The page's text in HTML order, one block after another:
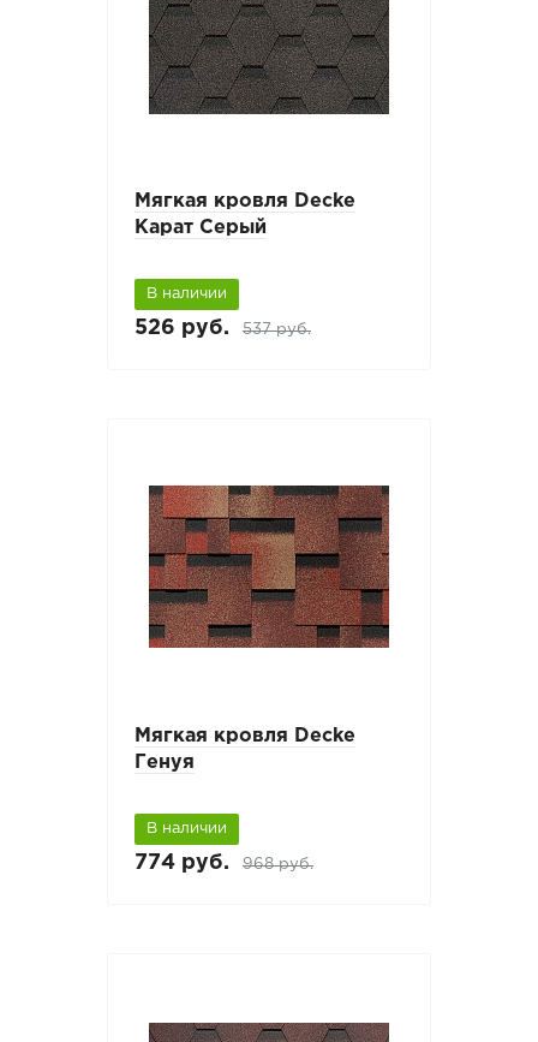
Мягкая кровля Decke
Карат Серый
В наличии
526 руб. 537 руб.
Мягкая кровля Decke
Генуя
В наличии
774 руб. 968 руб.